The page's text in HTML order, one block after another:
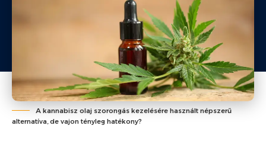
A kannabisz olaj szorongás kezelésére használt népszerű
alternatíva, de vajon tényleg hatékony?